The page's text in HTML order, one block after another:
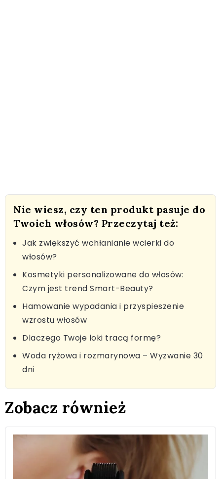
Nie wiesz, czy ten produkt pasuje do
Twoich włosów? Przeczytaj też:
Jak zwiększyć wchłanianie wcierki do
włosów?
Kosmetyki personalizowane do włosów:
Czym jest trend Smart-Beauty?
Hamowanie wypadania i przyspieszenie
wzrostu włosów
Dlaczego Twoje loki tracą formę?
Woda ryżowa i rozmarynowa – Wyzwanie 30
dni
Zobacz również